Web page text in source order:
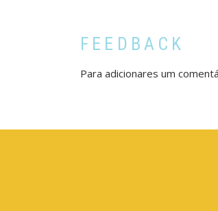
FEEDBACK
Para adicionares um